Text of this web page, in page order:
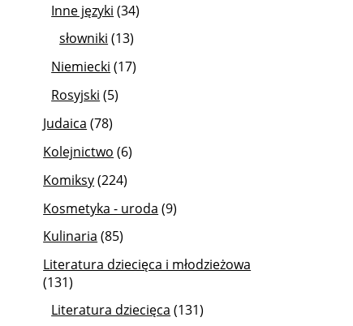
Inne języki (34)
słowniki (13)
Niemiecki (17)
Rosyjski (5)
Judaica (78)
Kolejnictwo (6)
Komiksy(224)
Kosmetyka - uroda (9)
Kulinaria (85)
Literatura dziecięca i młodzieżowa
(131)
Literatura dziecięca (131)